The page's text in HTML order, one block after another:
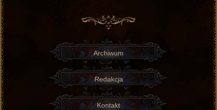
Archiwum
Redakcja
Kontakt